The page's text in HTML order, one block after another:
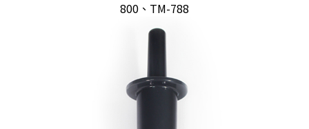
800、TM-788